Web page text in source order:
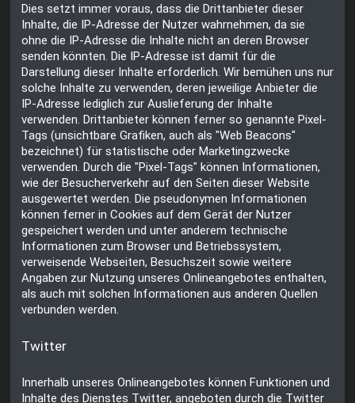
Dies setzt immer voraus, dass die Drittanbieter dieser
Inhalte, die IP-Adresse der Nutzer wahrnehmen, da sie
ohne die IP-Adresse die Inhalte nicht an deren Browser
senden könnten. Die IP-Adresse ist damit für die
Darstellung dieser Inhalte erforderlich. Wir bemühen uns nur
solche Inhalte zu verwenden, deren jeweilige Anbieter die
IP-Adresse lediglich zur Auslieferung der Inhalte
verwenden. Drittanbieter können ferner so genannte Pixel-
Tags (unsichtbare Grafiken, auch als "Web Beacons"
bezeichnet) für statistische oder Marketingzwecke
verwenden. Durch die "Pixel-Tags" können Informationen,
wie der Besucherverkehr auf den Seiten dieser Website
ausgewertet werden. Die pseudonymen Informationen
können ferner in Cookies auf dem Gerät der Nutzer
gespeichert werden und unter anderem technische
Informationen zum Browser und Betriebssystem,
verweisende Webseiten, Besuchszeit sowie weitere
Angaben zur Nutzung unseres Onlineangebotes enthalten,
als auch mit solchen Informationen aus anderen Quellen
verbunden werden.
Twitter
Innerhalb unseres Onlineangebotes können Funktionen und
Inhalte des Dienstes Twitter, angeboten durch die Twitter